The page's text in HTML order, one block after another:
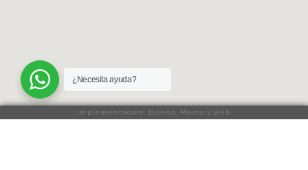
¿Necesita ayuda?
Implementación: Diseño, Marca y Web